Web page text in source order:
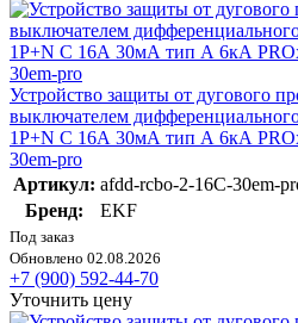
Устройство защиты от дугового
выключателем
1P+N С 16А 30мА тип А 6кА
30em-pro
Артикул: afdd-rcbo-2-16C-30em-
Бренд:
EKF
Под заказ
Обновлено 02.08.2026
+7 (900) 592-44-70
Уточнить цену